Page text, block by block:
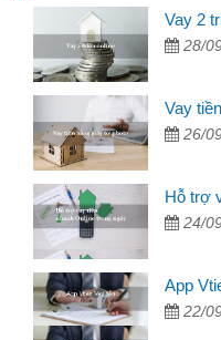
Vay 2
28/
Vay
26/
Hỗ trợ
24/
App
22/